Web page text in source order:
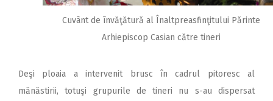
Cuvânt de învăţătură al Înaltpreasfinţitului Părinte
Arhiepiscop Casian către tineri
Deşi ploaia a intervenit brusc în cadrul pitoresc al
mănăstirii, totuşi grupurile de tineri nu s-au dispersat